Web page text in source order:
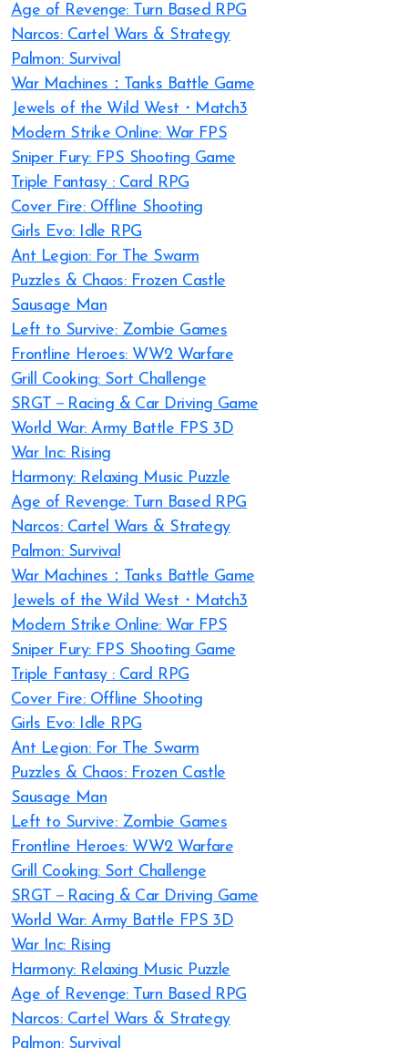
Age of Revenge: Turn Based RPG
Narcos: Cartel Wars & Strategy
Palmon: Survival
War Machines：Tanks Battle Game
Jewels of the Wild West・Match3
Modern Strike Online: War FPS
Sniper Fury: FPS Shooting Game
Triple Fantasy : Card RPG
Cover Fire: Offline Shooting
Girls Evo: Idle RPG
Ant Legion: For The Swarm
Puzzles & Chaos: Frozen Castle
Sausage Man
Left to Survive: Zombie Games
Frontline Heroes: WW2 Warfare
Grill Cooking: Sort Challenge
SRGT－Racing & Car Driving Game
World War: Army Battle FPS 3D
War Inc: Rising
Harmony: Relaxing Music Puzzle
Age of Revenge: Turn Based RPG
Narcos: Cartel Wars & Strategy
Palmon: Survival
War Machines：Tanks Battle Game
Jewels of the Wild West・Match3
Modern Strike Online: War FPS
Sniper Fury: FPS Shooting Game
Triple Fantasy : Card RPG
Cover Fire: Offline Shooting
Girls Evo: Idle RPG
Ant Legion: For The Swarm
Puzzles & Chaos: Frozen Castle
Sausage Man
Left to Survive: Zombie Games
Frontline Heroes: WW2 Warfare
Grill Cooking: Sort Challenge
SRGT－Racing & Car Driving Game
World War: Army Battle FPS 3D
War Inc: Rising
Harmony: Relaxing Music Puzzle
Age of Revenge: Turn Based RPG
Narcos: Cartel Wars & Strategy
Palmon: Survival